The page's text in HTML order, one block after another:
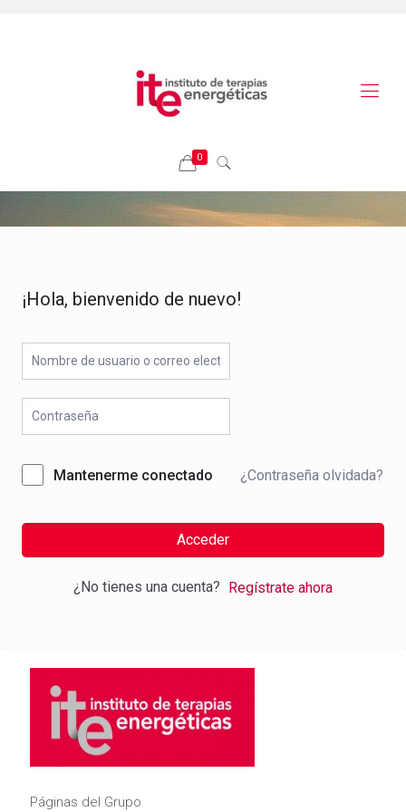
0
¡Hola, bienvenido de nuevo!
Mantenerme conectado ¿Contraseña olvidada?
Acceder
¿No tienes una cuenta? Regístrate ahora
Páginas del Grupo